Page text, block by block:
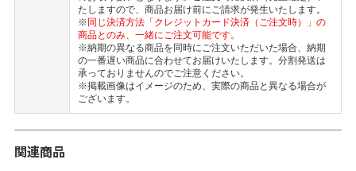
たしますので、商品お届け前にご請求が発生いたします。
※ 同じ決済方法「クレジットカード決済（ご注文時）」の
商品とのみ、一緒にご注文可能です。
※納期の異なる商品を同時にご注文いただいた場合、納期
の一番遅い商品に合わせてお届けいたします。分割発送は
承っておりませんのでご注意ください。
※掲載画像はイメージのため、実際の商品と異なる場合が
ございます。
関連商品